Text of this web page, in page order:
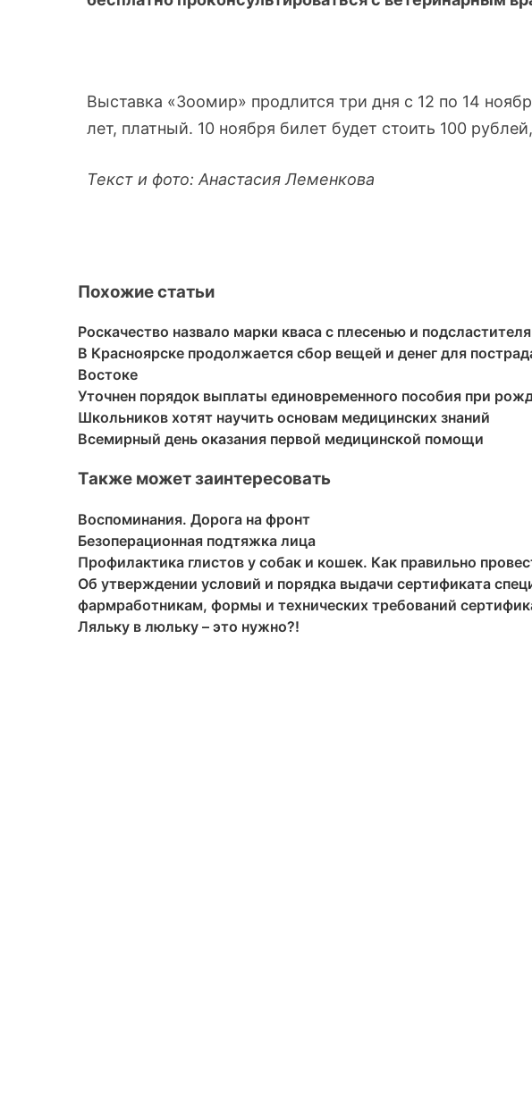
Выставка «Зоомир» продлится три дня с 12 по 14
лет, платный. 10 ноября билет будет стоить 100
Текст и фото: Анастасия Леменкова
Похожие статьи
Роскачество назвало марки кваса с плесенью и
В Красноярске продолжается сбор вещей и денег для
Востоке
Уточнен порядок выплаты единовременного пособия при
Школьников хотят научить основам медицинских знаний
Всемирный день оказания первой медицинской помощи
Также может заинтересовать
Воспоминания. Дорога на фронт
Безоперационная подтяжка лица
Профилактика глистов у собак и кошек. Как правильно
Об утверждении условий и порядка выдачи сертификата
фармработникам, формы и технических требований
Ляльку в люльку – это нужно?!